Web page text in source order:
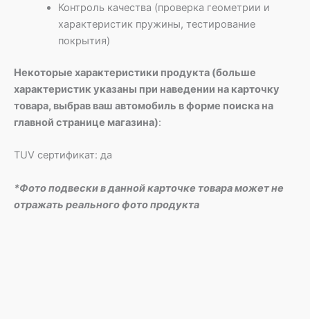
Контроль качества (проверка геометрии и
характеристик пружины, тестирование
покрытия)
Некоторые характеристики продукта (больше
характеристик указаны при наведении на карточку
товара, выбрав ваш автомобиль в форме поиска на
главной странице магазина):
TUV сертификат: да
*Фото подвески в данной карточке товара может не
отражать реального фото продукта